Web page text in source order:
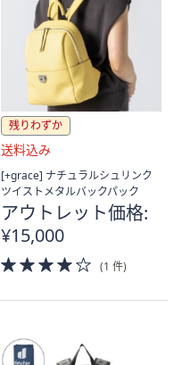
残りわずか
送
料
込
み
[+grace] ナチュラルシュリンク
ツイストメタルバックパック
アウトレット価格:
¥15,000
4.0
of
(1 件)